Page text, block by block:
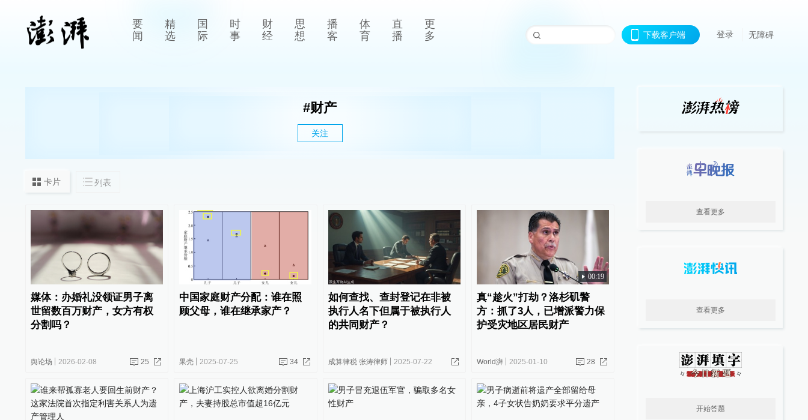
要
闻
精
选
国
际
时
事
财
经
思
想
播
客
体
育
直
播
更
多
下载客户端 登录 无障碍
#财产
关注
卡片 列表
媒体：办婚礼没领证男子离
世留数百万财产，女方有权
分割吗？
舆论场 2026-02-08 25
中国家庭财产分配：谁在照
顾父母，谁在继承家产？
果壳 2025-07-25 34
如何查找、查封登记在非被
执行人名下但属于被执行人
的共同财产？
成算律税 张涛律师 2025-07-22
00:19
真“趁火”打劫？洛杉矶警
方：抓了3人，已增派警力保
护受灾地区居民财产
World湃 2025-01-10 28
查看更多
查看更多
开始答题